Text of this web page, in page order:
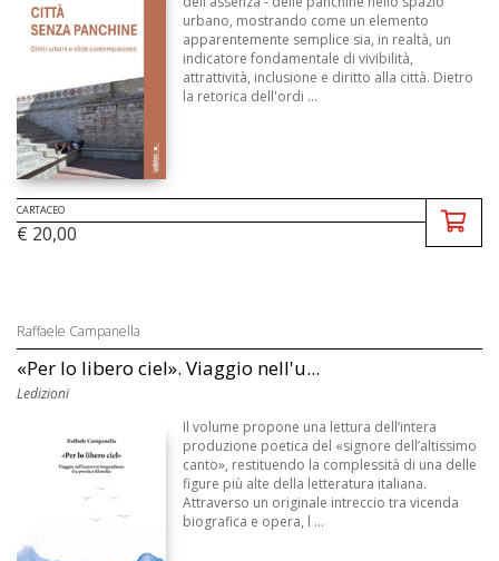
urbano, mostrando come un elemento
apparentemente semplice sia, in realtà, un
indicatore fondamentale di vivibilità,
attrattività, inclusione e diritto alla città. Dietro
la retorica dell'ordi ...
CARTACEO
€ 20,00
Raffaele Campanella
«Per lo libero ciel». Viaggio nell'u...
Ledizioni
Il volume propone una lettura dell’intera
produzione poetica del «signore dell’altissimo
canto», restituendo la complessità di una delle
figure più alte della letteratura italiana.
Attraverso un originale intreccio tra vicenda
biografica e opera, l ...